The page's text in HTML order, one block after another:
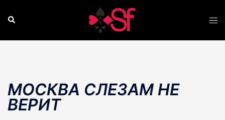
Поиск
МОСКВА СЛЕЗАМ НЕ
ВЕРИТ